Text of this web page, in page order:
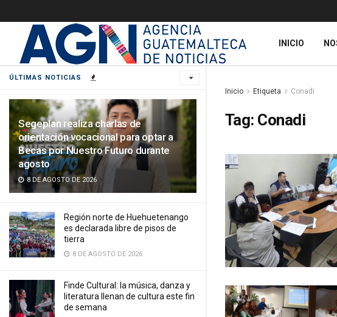
ÚLTIMAS NOTICIAS
Segeplan realiza charlas de
orientación vocacional para optar a
Becas por Nuestro Futuro durante
agosto
8 DE AGOSTO DE 2026
Región norte de Huehuetenango
es declarada libre de pisos de
tierra
8 DE AGOSTO DE 2026
Finde Cultural: la música, danza y
literatura llenan de cultura este fin
de semana
INICIO
Inicio Etiqueta Conadi
Tag: Conadi